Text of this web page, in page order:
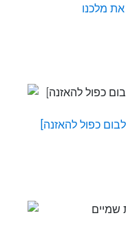
מלכנו
כפול להאזנה]